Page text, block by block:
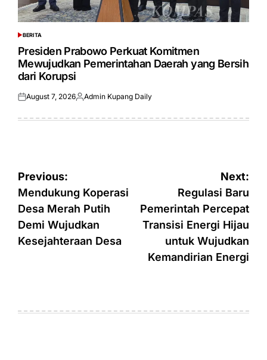
POSTED
IN
BERITA
Presiden Prabowo Perkuat Komitmen
Mewujudkan Pemerintahan Daerah yang Bersih
dari Korupsi
Posted
August 7, 2026Posted
Admin Kupang Daily
Post
navigation
Previous:
Mendukung Koperasi
Desa Merah Putih
Demi Wujudkan
Kesejahteraan Desa
Next:
Regulasi Baru
Pemerintah Percepat
Transisi Energi Hijau
untuk Wujudkan
Kemandirian Energi